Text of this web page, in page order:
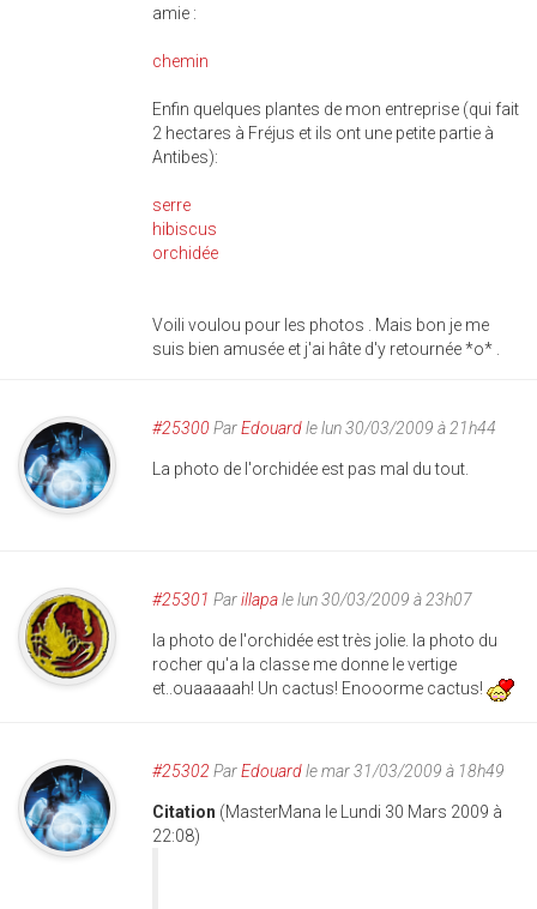
amie :
chemin
Enfin quelques plantes de mon entreprise (qui fait
2 hectares à Fréjus et ils ont une petite partie à
Antibes):
serre
hibiscus
orchidée
Voili voulou pour les photos . Mais bon je me
suis bien amusée et j'ai hâte d'y retournée *o* .
#25300 ParEdouardle lun 30/03/2009 à 21h44
La photo de l'orchidée est pas mal du tout.
#25301 Parillapale lun 30/03/2009 à 23h07
la photo de l'orchidée est très jolie. la photo du
rocher qu'a la classe me donne le vertige
et..ouaaaaah! Un cactus! Enooorme cactus!
#25302 ParEdouardle mar 31/03/2009 à 18h49
Citation (MasterMana le Lundi 30 Mars 2009 à
22:08)